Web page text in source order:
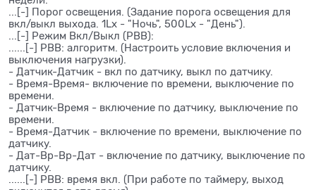
...[-] Порог освещения. (Задание порога освещения для
вкл/выкл выхода. 1Lx - "Ночь", 500Lx - "День").
...[-] Режим Вкл/Выкл (РВВ):
......[-] РВВ: алгоритм. (Настроить условие включения и
выключения нагрузки).
- Датчик-Датчик - вкл по датчику, выкл по датчику.
- Время-Время- включение по времени, выключение по
времени.
- Датчик-Время - включение по датчику, выключение по
времени.
- Время-Датчик - включение по времени, выключение по
датчику.
- Дат-Вр-Вр-Дат - включение по датчику, выключение по
датчику.
......[-] РВВ: время вкл. (При работе по таймеру, выход